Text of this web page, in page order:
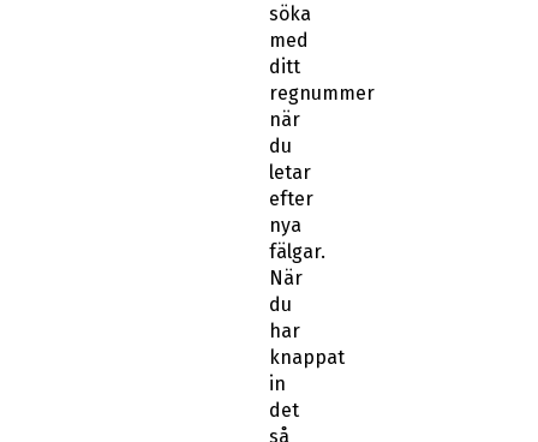
söka
med
ditt
regnummer
när
du
letar
efter
nya
fälgar.
När
du
har
knappat
in
det
så